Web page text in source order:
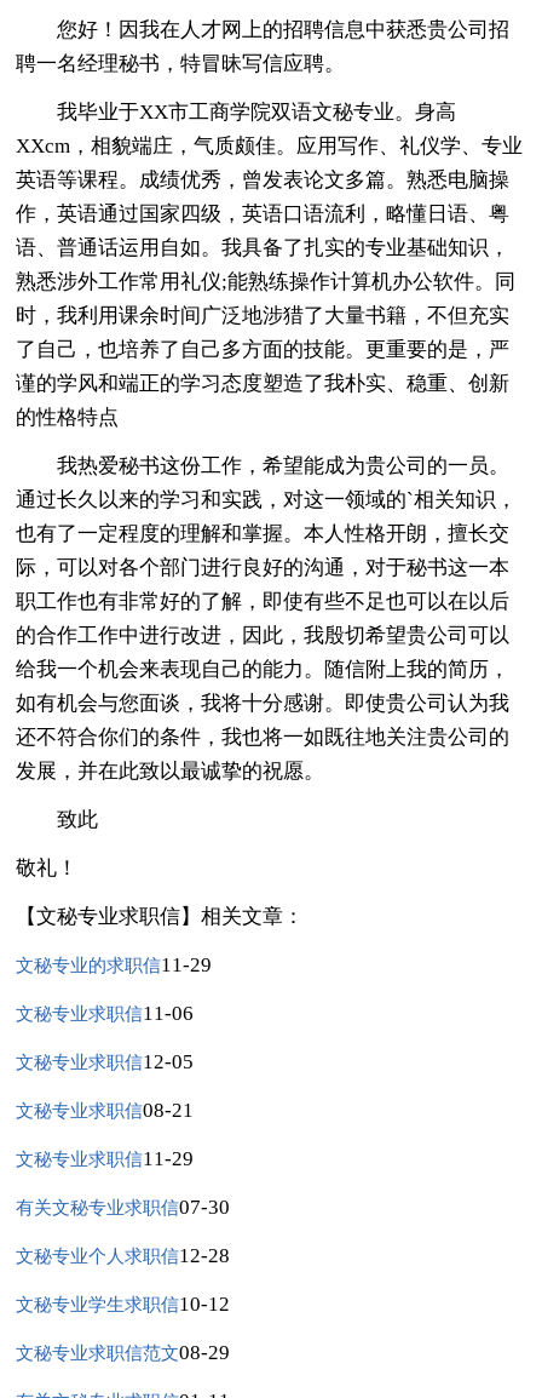
您好！因我在人才网上的招聘信息中获悉贵公司招
聘一名经理秘书，特冒昧写信应聘。
我毕业于XX市工商学院双语文秘专业。身高
XXcm，相貌端庄，气质颇佳。应用写作、礼仪学、专业
英语等课程。成绩优秀，曾发表论文多篇。熟悉电脑操
作，英语通过国家四级，英语口语流利，略懂日语、粤
语、普通话运用自如。我具备了扎实的专业基础知识，
熟悉涉外工作常用礼仪;能熟练操作计算机办公软件。同
时，我利用课余时间广泛地涉猎了大量书籍，不但充实
了自己，也培养了自己多方面的技能。更重要的是，严
谨的学风和端正的学习态度塑造了我朴实、稳重、创新
的性格特点
我热爱秘书这份工作，希望能成为贵公司的一员。
通过长久以来的学习和实践，对这一领域的`相关知识，
也有了一定程度的理解和掌握。本人性格开朗，擅长交
际，可以对各个部门进行良好的沟通，对于秘书这一本
职工作也有非常好的了解，即使有些不足也可以在以后
的合作工作中进行改进，因此，我殷切希望贵公司可以
给我一个机会来表现自己的能力。随信附上我的简历，
如有机会与您面谈，我将十分感谢。即使贵公司认为我
还不符合你们的条件，我也将一如既往地关注贵公司的
发展，并在此致以最诚挚的祝愿。
致此
敬礼！
【文秘专业求职信】相关文章：
文秘专业的求职信11-29
文秘专业求职信11-06
文秘专业求职信12-05
文秘专业求职信08-21
文秘专业求职信11-29
有关文秘专业求职信07-30
文秘专业个人求职信12-28
文秘专业学生求职信10-12
文秘专业求职信范文08-29